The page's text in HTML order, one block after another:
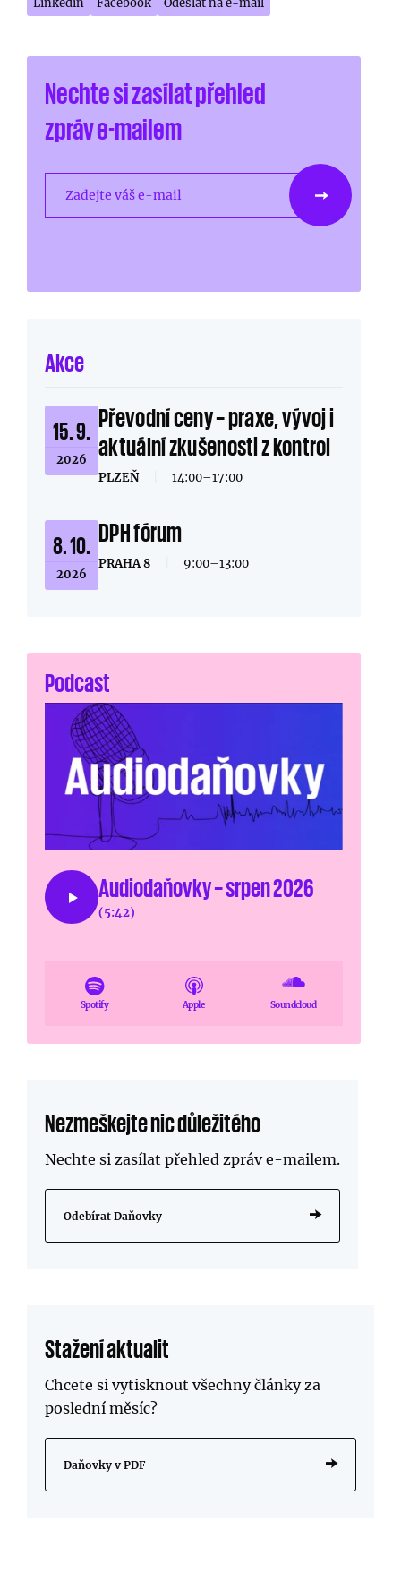
Nechte si zasílat přehled
zpráv e-mailem
Zadejte váš e-mail
Akce
15. 9.
2026
Převodní ceny – praxe, vývoj i
aktuální zkušenosti z kontrol
PLZEŇ 14:00–17:00
8. 10.
2026
DPH fórum
PRAHA 8 9:00–13:00
Podcast
Audiodaňovky – srpen 2026
(5:42)
Spotify Apple Soundcloud
Nezmeškejte nic důležitého
Nechte si zasílat přehled zpráve-mailem.
Odebírat Daňovky
Stažení aktualit
Chcete si vytisknout všechny články za
poslední měsíc?
Daňovky v PDF